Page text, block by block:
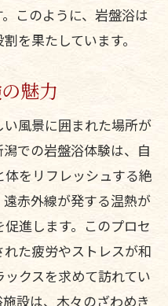
このように、岩盤浴は
を果たしています。
魅力
風景に囲まれた場所が
での岩盤浴体験は、自
をリフレッシュする絶
赤外線が発する温熱が
進します。このプロセ
た疲労やストレスが和
クスを求めて訪れてい
設は、木々のざわめき